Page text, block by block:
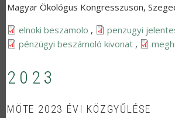
Magyar Ökológus Kongresszuson,
elnoki beszamolo , penzugyi
pénzügyi beszámoló kivonat ,
2023
MÖTE 2023 ÉVI KÖZGYŰLÉSE